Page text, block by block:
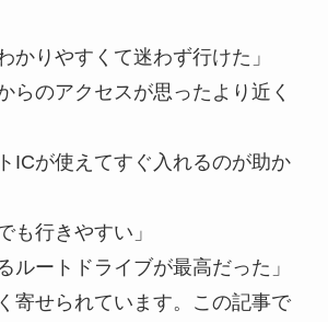
かりやすくて迷わず行けた」
らのアクセスが思ったより近く
ICが使えてすぐ入れるのが助か
も行きやすい」
ルートドライブが最高だった」
寄せられています。この記事で